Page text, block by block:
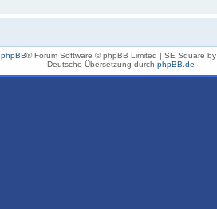
phpBB® Forum Software © phpBB Limited | SE Square by
Deutsche Übersetzung durch phpBB.de